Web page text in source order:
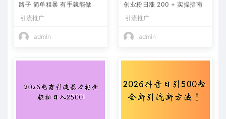
路子 简单粗暴 有手就能做
引流推广
admin
创业粉日涨 200 + 实操指南
引流推广
admin